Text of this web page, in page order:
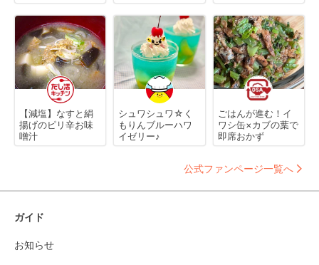
【減塩】なすと絹
揚げのピリ辛お味
噌汁
シュワシュワ☆く
もりんブルーハワ
イゼリー♪
ごはんが進む！イ
ワシ缶×カブの葉で
即席おかず
公式ファンページ一覧へ
ガイド
お知らせ